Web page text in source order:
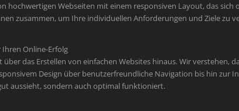
hochwertigen Webseiten mit einem responsiven Layout, das
zusammen, um Ihre individuellen Anforderungen und Ziele zu
Online-Erfolg
das Erstellen von einfachen Websites hinaus. Wir verstehen,
Design über benutzerfreundliche Navigation bis hin
aussieht, sondern auch optimal funktioniert.